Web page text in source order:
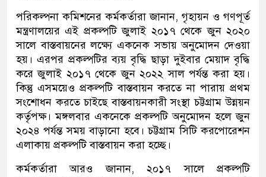
পরিকল্পনা কমিশনের কর্মকর্তারা জানান, গৃহায়ন ও গণপূর্ত
মন্ত্রণালয়ের এই প্রকল্পটি জুলাই ২০১৭ থেকে জুন ২০২০
সালে বাস্তবায়নের লক্ষ্যে একনেক সভায় অনুমোদন দেওয়া
হয়। এরপর প্রকল্পটির ব্যয় বৃদ্ধি ছাড়া দুইবার মেয়াদ বৃদ্ধি
করে জুলাই ২০১৭ থেকে জুন ২০২২ সাল পর্যন্ত করা হয়।
কিন্তু এসময়েও প্রকল্পটি বাস্তবায়ন করতে না পারায় প্রথম
সংশোধন করতে চাইছে বাস্তবায়নকারী সংস্থা চট্টগ্রাম উন্নয়ন
কর্তৃপক্ষ। মঙ্গলবার একনেকে প্রকল্পটি অনুমোদন হলে জুন
২০২৪ পর্যন্ত সময় বাড়ানো হবে। চট্টগ্রাম সিটি করপোরেশন
এলাকায় প্রকল্পটি বাস্তবায়ন করা হচ্ছে।
কর্মকর্তারা আরও জানান, ২০১৭ সালে প্রকল্পটি